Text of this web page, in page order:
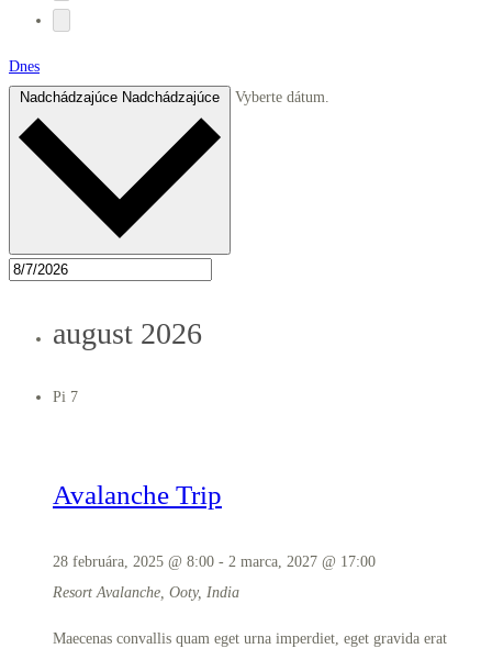
Dnes
Nadchádzajúce Nadchádzajúce Vyberte dátum.
august 2026
Pi 7
Avalanche Trip
28 februára, 2025 @ 8:00 - 2 marca, 2027 @ 17:00
ResortAvalanche, Ooty, India
Maecenas convallis quam eget urna imperdiet, eget gravida erat